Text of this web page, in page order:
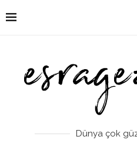
Dünya çok